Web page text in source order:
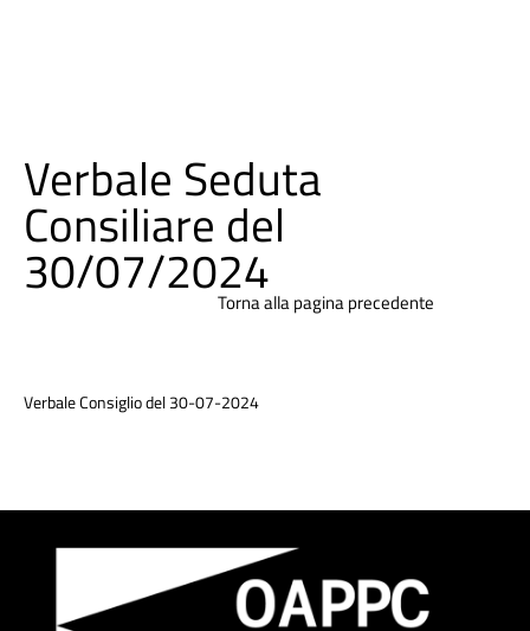
Verbale Seduta
Consiliare del
30/07/2024Torna alla pagina precedente
Verbale Consiglio del 30-07-2024